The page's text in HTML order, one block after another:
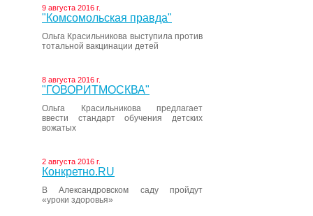
9 августа 2016 г.
"Комсомольская правда"
Ольга Красильникова выступила против
тотальной вакцинации детей
8 августа 2016 г.
"ГОВОРИТМОСКВА"
Ольга Красильникова предлагает
ввести стандарт обучения детских
вожатых
2 августа 2016 г.
Конкретно.RU
В Александровском саду пройдут
«уроки здоровья»